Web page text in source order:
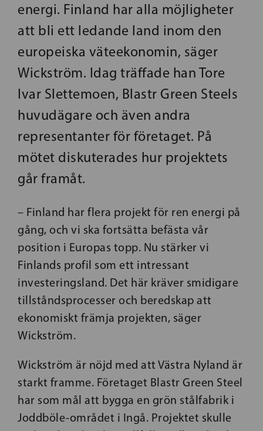
energi. Finland har alla möjligheter
att bli ett ledande land inom den
europeiska väteekonomin, säger
Wickström. Idag träffade han Tore
Ivar Slettemoen, Blastr Green Steels
huvudägare och även andra
representanter för företaget. På
mötet diskuterades hur projektets
går framåt.
– Finland har flera projekt för ren energi på
gång, och vi ska fortsätta befästa vår
position i Europas topp. Nu stärker vi
Finlands profil som ett intressant
investeringsland. Det här kräver smidigare
tillståndsprocesser och beredskap att
ekonomiskt främja projekten, säger
Wickström.
Wickström är nöjd med att Västra Nyland är
starkt framme. Företaget Blastr Green Steel
har som mål att bygga en grön stålfabrik i
Joddböle-området i Ingå. Projektet skulle